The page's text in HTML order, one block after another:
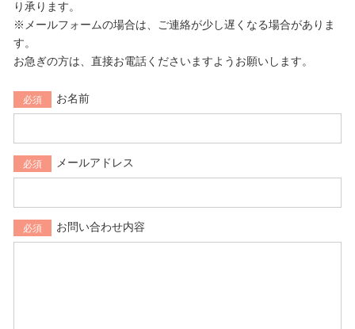
り承ります。
※メールフォームの場合は、ご連絡が少し遅くなる場合がありま
す。
お急ぎの方は、直接お電話くださいますようお願いします。
必須 お名前
必須 メールアドレス
必須 お問い合わせ内容